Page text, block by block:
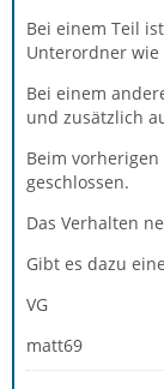
Bei einem Teil
Unterordner wie
Bei einem
und zusätzlich
Beim
geschlossen.
Das Verhalten
Gibt es dazu
VG
matt69